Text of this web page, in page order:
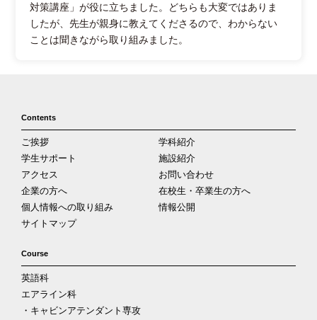
対策講座」が役に立ちました。どちらも大変ではありま
したが、先生が親身に教えてくださるので、わからない
ことは聞きながら取り組みました。
Contents
ご挨拶
学科紹介
学生サポート
施設紹介
アクセス
お問い合わせ
企業の方へ
在校生・卒業生の方へ
個人情報への取り組み
情報公開
サイトマップ
Course
英語科
エアライン科
・キャビンアテンダント専攻